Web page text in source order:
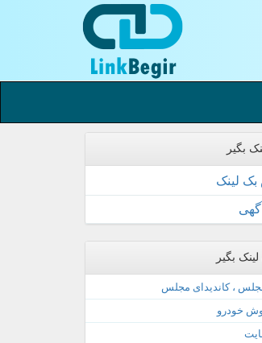
بگیر
لینک
بگیر
مجلس ، کاندیدای مجلس
خودرو